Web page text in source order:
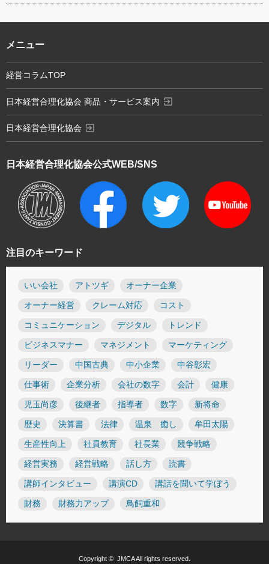
注目のキーワード
いい会社 アトツギ オーナー企業
オーナー経営 クレーム対応 コスト
コミュニケーション デジタル トレンド
ビジネスマナー マネジメント マーケティング
リーダー 中国古典 中小企業 中谷彰宏
仕事術 企業分析 会社の数字 会計 健康
児玉尚彦 後継者 指導者 数字 新将命
歴史 決算書 法律 温泉 癒し 牟田太陽
生産性向上 社員教育 社長業 競争戦略
経営実務 経営戦略 話し方 読書
講師インタビュー 講演CD 講話を聞いて学ぼう
財務 財務力アップ 鳥飼重和
日本経営合理化協会公式WEB/SNS
メニュー
経営コラムTOP
日本経営合理化協会 商品・サービス案内 exit_to_app
日本経営合理化協会 exit_to_app
Copyright © JMCAAll rights reserved.